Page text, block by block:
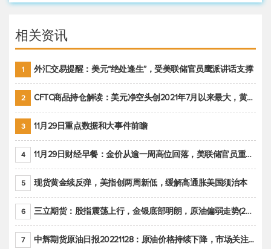
相关资讯
1 外汇交易提醒：美元“绝处逢生”，受美联储官员鹰派讲话支撑
2 CFTC商品持仓解读：美元净空头创2021年7月以来最大，黄金期货投机性净多头头寸减少
3 11月29日重点数据和大事件前瞻
4 11月29日财经早餐：金价从逾一周高位回落，美联储官员重申鹰派立场推动美元回升
5 现货黄金续反弹，美指创两周新低，缓解高通胀美国须治本
6 三立期货：股指震荡上行，金银底部明朗，原油偏弱走势(20221128收评)
7 中辉期货原油日报20221128：原油价格持续下降，市场关注OPEC+新一轮产能政策